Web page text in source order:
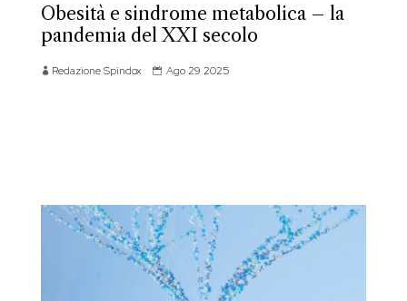
Obesità e sindrome metabolica – la
pandemia del XXI secolo
Redazione Spindox Ago 29 2025